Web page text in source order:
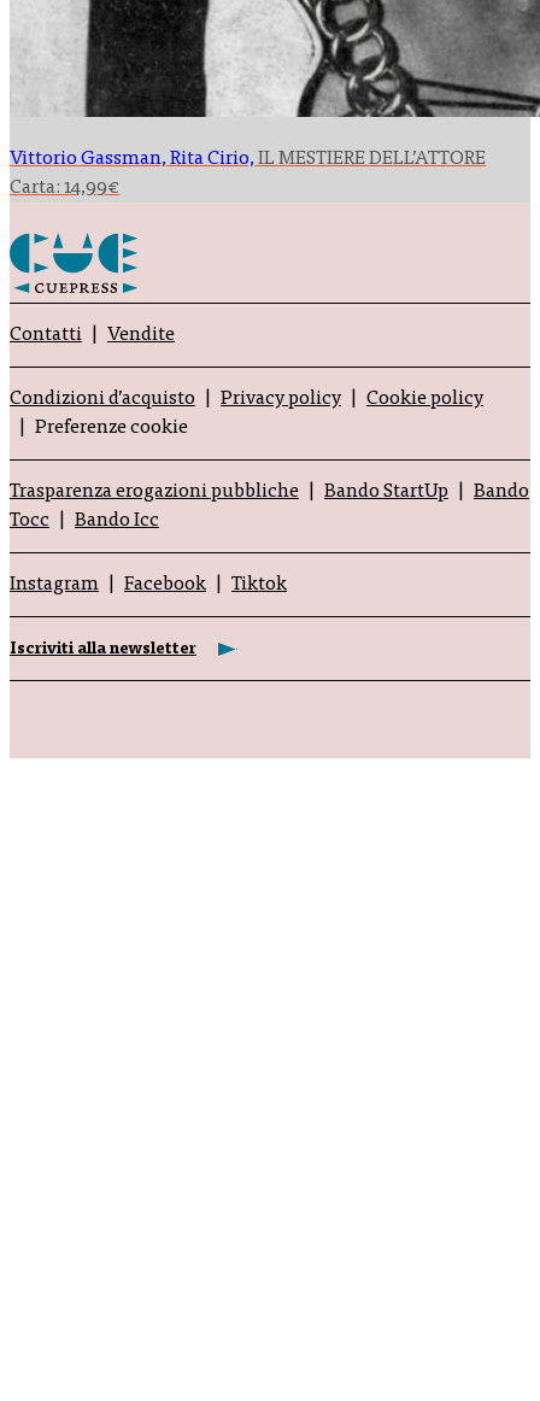
Vittorio Gassman, Rita Cirio,IL MESTIERE DELL’ATTORE
Carta: 14,99€
Contatti Vendite
Condizioni d’acquisto Privacy policy
Cookie policy
Preferenze cookie
Trasparenza erogazioni pubbliche Bando StartUp
Bando
Tocc
Bando Icc
Instagram Facebook Tiktok
Iscriviti alla newsletter